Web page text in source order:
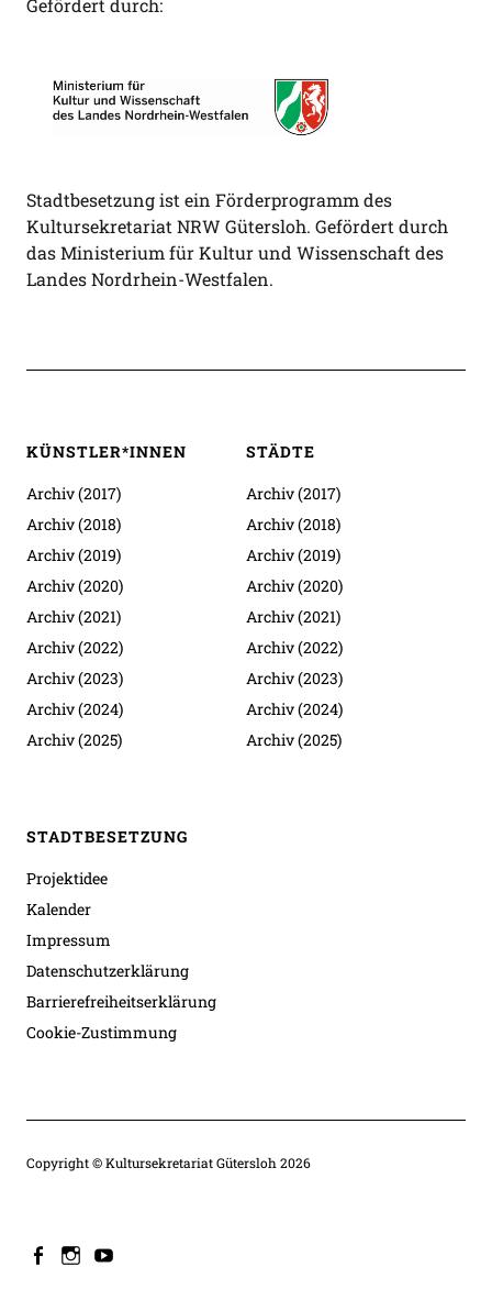
Gefördert durch:
Stadtbesetzung ist ein Förderprogramm des
Kultursekretariat NRW Gütersloh. Gefördert durch
das Ministerium für Kultur und Wissenschaft des
Landes Nordrhein-Westfalen.
KÜNSTLER*INNEN
Archiv (2017)
Archiv (2018)
Archiv (2019)
Archiv (2020)
Archiv (2021)
Archiv (2022)
Archiv (2023)
Archiv (2024)
Archiv (2025)
STÄDTE
Archiv (2017)
Archiv (2018)
Archiv (2019)
Archiv (2020)
Archiv (2021)
Archiv (2022)
Archiv (2023)
Archiv (2024)
Archiv (2025)
STADTBESETZUNG
Projektidee
Kalender
Impressum
Datenschutzerklärung
Barrierefreiheitserklärung
Cookie-Zustimmung
Copyright © Kultursekretariat Gütersloh 2026